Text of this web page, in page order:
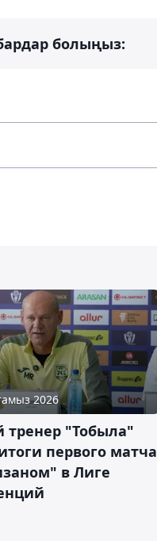
болыңыз:
2026
тренер "Тобыла"
первого матча
в Лиге